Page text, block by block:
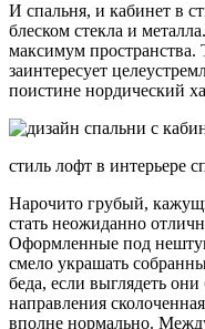
И спальня, и кабинет в
блеском стекла и
максимум пространства.
заинтересует
поистине нордический
стиль лофт в интерьере
Нарочито грубый,
стать неожиданно
Оформленные под
смело украшать
беда, если выглядеть
направления
вполне нормально.